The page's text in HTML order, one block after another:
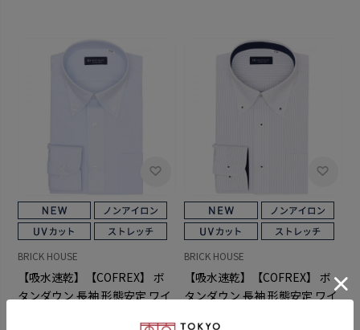
BRICK HOUSE
【吸水速乾】【COFREX】 ボ
タンダウン 長袖 形態安定 ワイ
BRICK HOUSE
【吸水速乾】【COFREX】 ボ
タンダウン 長袖 形態安定 ワイ